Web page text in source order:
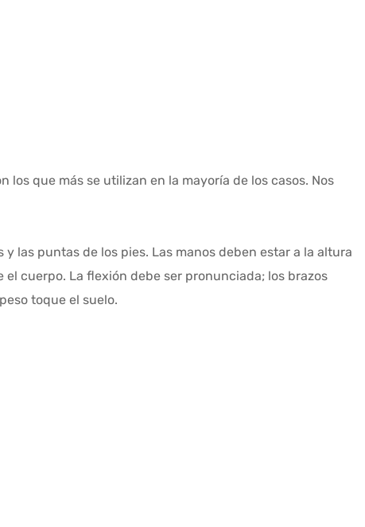
los que más se utilizan en la mayoría de los casos. Nos
las puntas de los pies. Las manos deben estar a la altura
cuerpo. La flexión debe ser pronunciada; los brazos
toque el suelo.